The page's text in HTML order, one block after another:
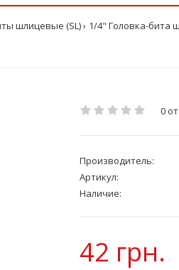
шлицевые (SL) 1/4" Головка-бита
0
Производитель:
Артикул:
Наличие:
42 грн.